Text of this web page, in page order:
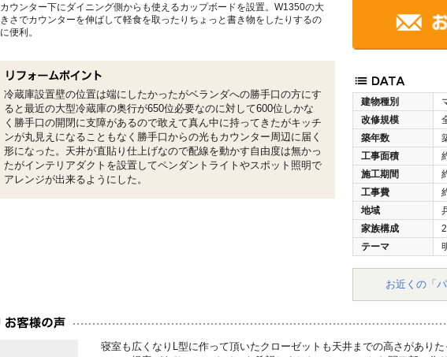
建物種別
改修規模
築年数
工事面積
施工期間
工事費
地域
家族構成
テーマ
お近くの「
カウンター下にダイニング側からも使えるカップボードを設置。W1350の大
きさでカウンターを伸ばして軽食を取ったりちょっと書き物をしたりするの
に便利。
冷蔵庫設置壁の位置は端にしたかったがベランダへの勝手口の方にす
ると最近の大型冷蔵庫の奥行が650位必要なのに対して600位しかな
く勝手口の開閉に支障があるので敢えて真ん中に持ってきたがキッチ
ンが丸見えになることもなく勝手口からの光もカウンター周辺に届く
形になった。天井が直貼り仕上げなので配線を動かす自由度は無かっ
たがインテリアダクトを設置してペンダントライトやスポット照明で
アレンジが出来るようにした。
寝室も広くなりL型に作って頂いたクローゼットも天井までの高さがあり